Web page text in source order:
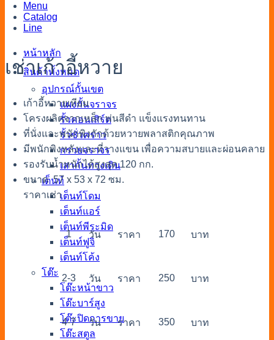
Menu
Catalog
Line
หน้าหลัก
สินค้าทั้งหมด
อุปกรณ์กั้นเขต
แผงกั้นจราจร
รั้วคอนเสิร์ต
รั้วชั่วคราว
กรวยจราจร
เสากั้นทางเดิน
เต็นท์
เต็นท์โดม
เต็นท์แอร์
เต็นท์พีระมิด
เต็นท์ฟูจิ
เต็นท์โค้ง
โต๊ะ
โต๊ะหน้าขาว
โต๊ะบาร์สูง
โต๊ะปิดการขาย
โต๊ะสตูล
เช่าเก้าอี้หวาย
เก้าอี้หวายเทียม
โครงผลิตจากเหล็ก พ่นสีดำ แข็งแรงทนทาน
ที่นั่งและพนักพิงถักด้วยหวายพลาสติกคุณภาพ
มีพนักพิงหลังและที่วางแขน เพื่อความสบายและผ่อนคลาย
รองรับน้ำหนักได้สูงสุด 120 กก.
ขนาด 57 x 53 x 72 ซม.
ราคาเช่า
1 วัน ราคา 170 บาท
2-3 วัน ราคา 250 บาท
4-7 วัน ราคา 350 บาท